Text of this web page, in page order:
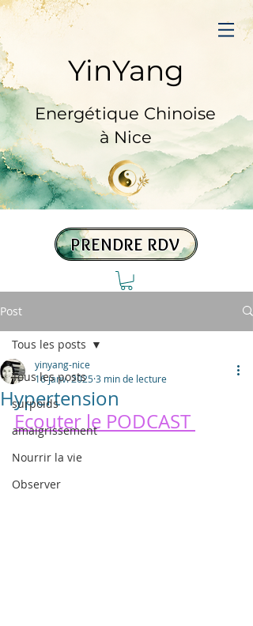
Prendre RDV
YinYang
Energétique Chinoise
à Nice
PRENDRE RDV
Post
Tous les posts
surpoids
amaigrissement
Nourrir la vie
Observer
Tous les posts
Hypertension
yinyang-nice
16 janv. 20253 min de lecture
Ecouter le PODCAST